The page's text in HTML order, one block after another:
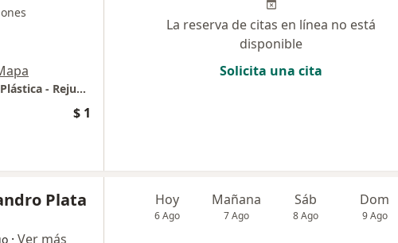
Consulta con Especialista en Cirugía Plástica - Rejuvenecimiento Facial
$ 1
La reserva de citas en línea no está
disponible
Solicita una cita
Plata
· Ver más
Hoy
6 Ago
Mañana
7 Ago
Sáb
8 Ago
Dom
9 Ago